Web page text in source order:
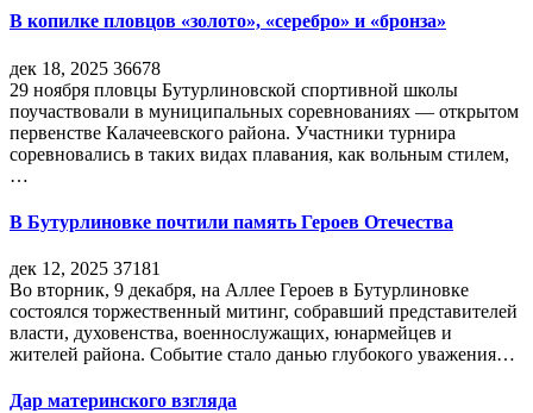
В копилке пловцов «золото», «серебро» и «бронза»
дек 18, 2025 36678
29 ноября пловцы Бутурлиновской спортивной школы
поучаствовали в муниципальных соревнованиях — открытом
первенстве Калачеевского района. Участники турнира
соревновались в таких видах плавания, как вольным стилем,
…
В Бутурлиновке почтили память Героев Отечества
дек 12, 2025 37181
Во вторник, 9 декабря, на Аллее Героев в Бутурлиновке
состоялся торжественный митинг, собравший представителей
власти, духовенства, военнослужащих, юнармейцев и
жителей района. Событие стало данью глубокого уважения…
Дар материнского взгляда